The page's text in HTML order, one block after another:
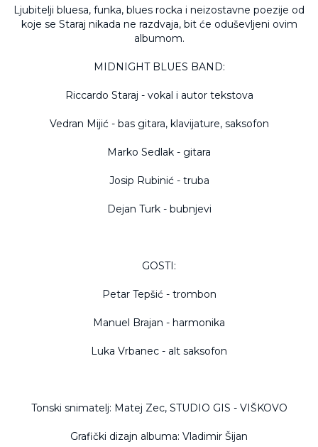
Ljubitelji bluesa, funka, blues rocka i neizostavne poezije od
koje se Staraj nikada ne razdvaja, bit će oduševljeni ovim
albumom.
MIDNIGHT BLUES BAND:
Riccardo Staraj - vokal i autor tekstova
Vedran Mijić - bas gitara, klavijature, saksofon
Marko Sedlak - gitara
Josip Rubinić - truba
Dejan Turk - bubnjevi
GOSTI:
Petar Tepšić - trombon
Manuel Brajan - harmonika
Luka Vrbanec - alt saksofon
Tonski snimatelj: Matej Zec, STUDIO GIS - VIŠKOVO
Grafički dizajn albuma: Vladimir Šijan